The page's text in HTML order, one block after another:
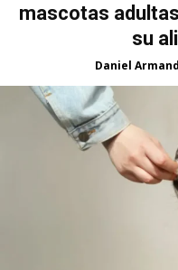
mascotas
su
Daniel